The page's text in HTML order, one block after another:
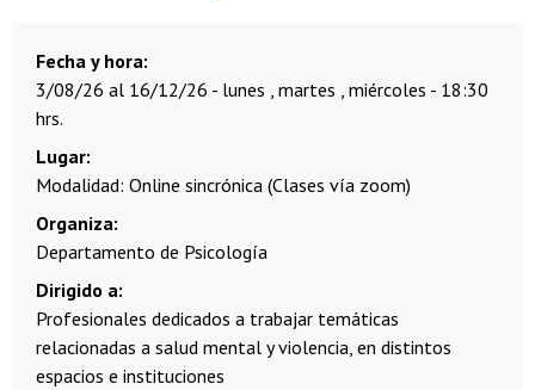
Fecha y hora
3/08/26 al 16/12/26 - lunes , martes , miércoles - 18:30
hrs.
Lugar
Modalidad: Online sincrónica (Clases vía zoom)
Organiza
Departamento de Psicología
Dirigido a
Profesionales dedicados a trabajar temáticas
relacionadas a salud mental y violencia, en distintos
espacios e instituciones